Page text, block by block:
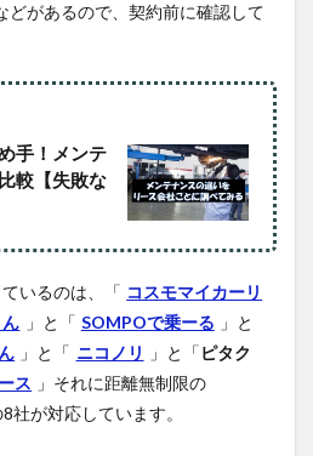
どがあるので、契約前に確認して
手！メンテ
較【失敗な
いるのは、「 コスモマイカーリ
」と「 SOMPOで乗ーる 」と
」と「 ニコノリ 」と「 ピタク
ス 」それに距離無制限の
8社が対応しています。